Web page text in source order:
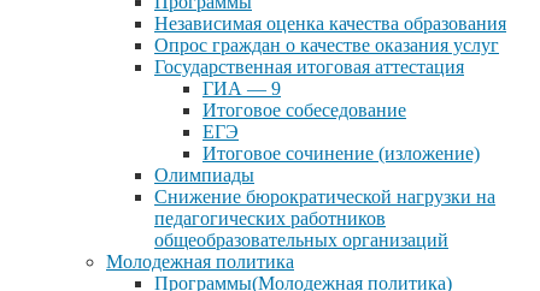
Независимая оценка качества образования
Опрос граждан о качестве оказания услуг
Государственная итоговая аттестация
ГИА — 9
Итоговое собеседование
ЕГЭ
Итоговое сочинение (изложение)
Олимпиады
Снижение бюрократической нагрузки на
педагогических работников
общеобразовательных организаций
Молодежная политика
Программы(Молодежная политика)